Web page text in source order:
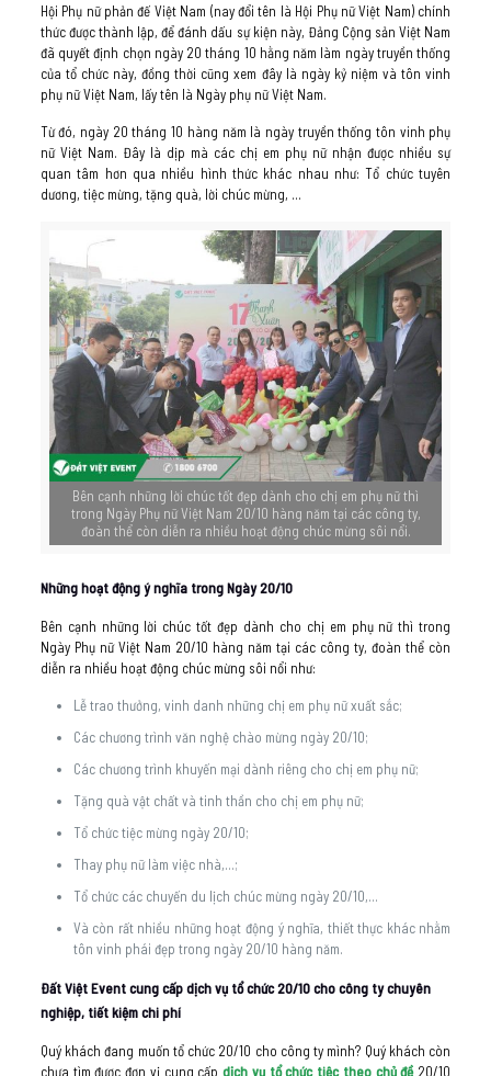
Hội Phụ nữ phản đế Việt Nam (nay đổi tên là Hội Phụ nữ Việt Nam) chính
thức được thành lập, để đánh dấu sự kiện này, Đảng Cộng sản Việt Nam
đã quyết định chọn ngày 20 tháng 10 hằng năm làm ngày truyền thống
của tổ chức này, đồng thời cũng xem đây là ngày kỷ niệm và tôn vinh
phụ nữ Việt Nam, lấy tên là Ngày phụ nữ Việt Nam.
Từ đó, ngày 20 tháng 10 hàng năm là ngày truyền thống tôn vinh phụ
nữ Việt Nam. Đây là dịp mà các chị em phụ nữ nhận được nhiều sự
quan tâm hơn qua nhiều hình thức khác nhau như: Tổ chức tuyên
dương, tiệc mừng, tặng quà, lời chúc mừng, …
Bên cạnh những lời chúc tốt đẹp dành cho chị em phụ nữ thì
trong Ngày Phụ nữ Việt Nam 20/10 hàng năm tại các công ty,
đoàn thể còn diễn ra nhiều hoạt động chúc mừng sôi nổi.
Những hoạt động ý nghĩa trong Ngày 20/10
Bên cạnh những lời chúc tốt đẹp dành cho chị em phụ nữ thì trong
Ngày Phụ nữ Việt Nam 20/10 hàng năm tại các công ty, đoàn thể còn
diễn ra nhiều hoạt động chúc mừng sôi nổi như:
Lễ trao thưởng, vinh danh những chị em phụ nữ xuất sắc;
Các chương trình văn nghệ chào mừng ngày 20/10;
Các chương trình khuyến mại dành riêng cho chị em phụ nữ;
Tặng quà vật chất và tinh thần cho chị em phụ nữ;
Tổ chức tiệc mừng ngày 20/10;
Thay phụ nữ làm việc nhà,…;
Tổ chức các chuyến du lịch chúc mừng ngày 20/10,…
Và còn rất nhiều những hoạt động ý nghĩa, thiết thực khác nhằm
tôn vinh phái đẹp trong ngày 20/10 hàng năm.
Đất Việt Event cung cấp dịch vụ tổ chức 20/10 cho công ty chuyên
nghiệp, tiết kiệm chi phí
Quý khách đang muốn tổ chức 20/10 cho công ty mình? Quý khách còn
chưa tìm được đơn vị cung cấpdịch vụ tổ chức tiệc theo chủ đề20/10